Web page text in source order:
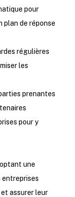
pour
plan de réponse
régulières
les
prenantes
pour y
une
entreprises
assurer leur